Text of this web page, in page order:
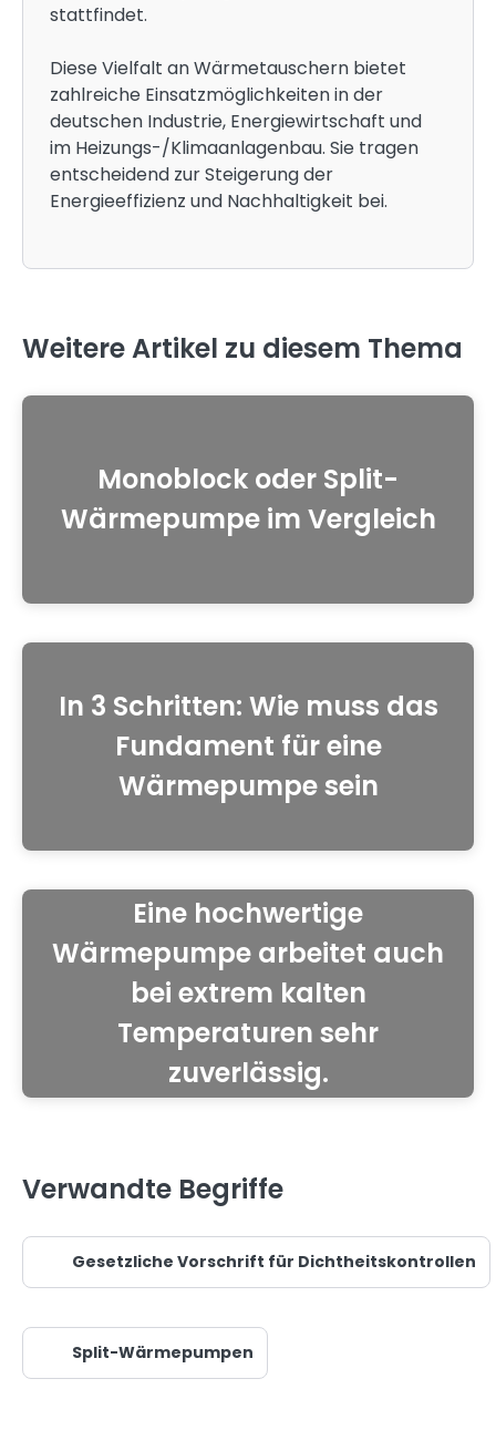
stattfindet.
Diese Vielfalt an Wärmetauschern bietet
zahlreiche Einsatzmöglichkeiten in der
deutschen Industrie, Energiewirtschaft und
im Heizungs-/Klimaanlagenbau. Sie tragen
entscheidend zur Steigerung der
Energieeffizienz und Nachhaltigkeit bei.
Weitere Artikel zu diesem Thema
Monoblock oder Split-
Wärmepumpe im Vergleich
In 3 Schritten: Wie muss das
Fundament für eine
Wärmepumpe sein
Eine hochwertige
Wärmepumpe arbeitet auch
bei extrem kalten
Temperaturen sehr
zuverlässig.
Verwandte Begriffe
Gesetzliche Vorschrift für Dichtheitskontrollen
Split-Wärmepumpen